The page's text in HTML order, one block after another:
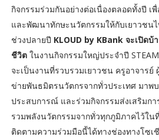
กิจกรรมร่วมกันอย่างต่อเนื่องตลอดทั้งปี เ
และพัฒนาทักษะนวัตกรรมให้กับเยาวชน
ช่วงปลายปี KLOUD by KBank จะเปิด
ชีวิต ในงานกิจกรรมใหญ่ประจำปี
จะเป็นงานที่รวบรวมเยาวชน ครูอาจารย์
ข่ายพันธมิตรนวัตกรจากทั่วประเทศ มาพ
ประสบการณ์ และร่วมกิจกรรมส่งเสริมก
รวมพลังนวัตกรรมจากทั่วทุกภูมิภาคไว้ใน
ติดตามความร่วมมือนี้ได้ทางช่องทางโซเ